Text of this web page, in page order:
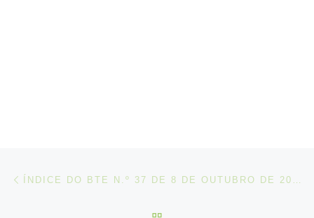
Post navigation